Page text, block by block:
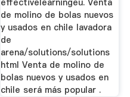
effectivelearningeu. Venta
de molino de bolas nuevos
y usados en chile lavadora
de
arena/solutions/solutions
html Venta de molino de
bolas nuevos y usados en
chile será más popular .